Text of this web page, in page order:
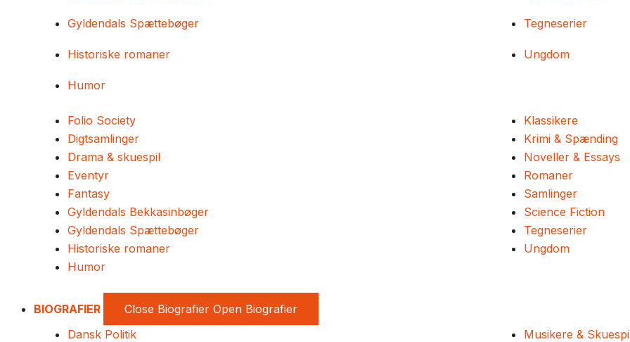
Gyldendals Spættebøger
Historiske romaner
Humor
Tegneserier
Ungdom
Folio Society
Digtsamlinger
Drama & skuespil
Eventyr
Fantasy
Gyldendals Bekkasinbøger
Gyldendals Spættebøger
Historiske romaner
Humor
Klassikere
Krimi & Spænding
Noveller & Essays
Romaner
Samlinger
Science Fiction
Tegneserier
Ungdom
BIOGRAFIER Close Biografier Open Biografier
Dansk Politik
Musikere &